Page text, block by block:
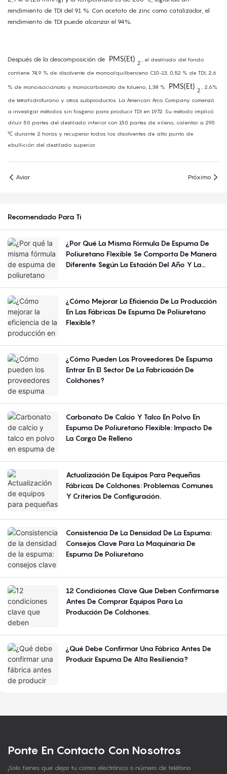
rendimiento de TDI del 91 %. Con acetato de zinc como catalizador, el
rendimiento de TDI puede alcanzar el 94%.
Después de la descomposición de PMS(Et) 2
, el destilado del fondo
contiene 74,9 % de disolvente de monoalquilbenceno C10-13, 0,52 % de TDI, 2,6
% de monoisocianato y monocarbamato de tolueno, 1,38 % PMS(Et) 2
, 2,6%
de tetrahidrofurano y otros subproductos. La American Arco Company comenzó
a investigar métodos sin fosgeno para producir TDI en 1972. Su método implicó
diluir 50 partes del destilado inferior con 150 partes de xileno, calentar a 290
℃ durante 2 horas y recuperar todos los disolventes de alto punto de
ebullición del destilado superior.
Aviar Próximo
Recomendado Para Ti
¿Por Qué La Misma Fórmula De Espuma De
Poliuretano Flexible Se Comporta De Manera
Diferente Según La Estación Del Año Y La
¿Cómo Mejorar La Eficiencia De La Producción
En Las Fábricas De Espuma De Poliuretano
Flexible?
¿Cómo Pueden Los Proveedores De Espuma
Entrar En El Sector De La Fabricación De
Colchones?
Carbonato De Calcio Y Talco En Polvo En
Espuma De Poliuretano Flexible: Impacto De
La Carga De Relleno
Actualización De Equipos Para Pequeñas
Fábricas De Colchones: Problemas Comunes
Y Criterios De Configuración.
Consistencia De La Densidad De La Espuma:
Consejos Clave Para La Maquinaria De
Espuma De Poliuretano
12 Condiciones Clave Que Deben Confirmarse
Antes De Comprar Equipos Para La
Producción De Colchones.
¿Qué Debe Confirmar Una Fábrica Antes De
Producir Espuma De Alta Resiliencia?
Ponte En Contacto Con Nosotros
¡Solo tienes que dejar tu correo electrónico o número de teléfono